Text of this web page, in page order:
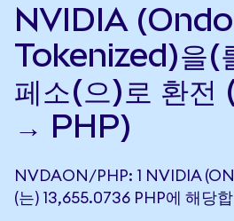
NVIDIA (Ondo
Tokenized)을(
페소(으)로 환
→ PHP)
NVDAON/PHP: 1 NVIDIA
(는) 13,655.0736 PHP에 해당